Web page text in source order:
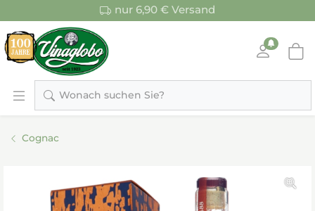
nur 6,90 € Versand
Wonach suchen Sie?
Cognac